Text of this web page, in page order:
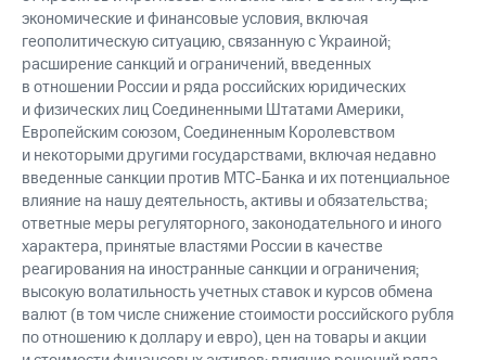
экономические и финансовые условия, включая
геополитическую ситуацию, связанную с Украиной;
расширение санкций и ограничений, введенных
в отношении России и ряда российских юридических
и физических лиц Соединенными Штатами Америки,
Европейским союзом, Соединенным Королевством
и некоторыми другими государствами, включая недавно
введенные санкции против МТС-Банка и их потенциальное
влияние на нашу деятельность, активы и обязательства;
ответные меры регуляторного, законодательного и иного
характера, принятые властями России в качестве
реагирования на иностранные санкции и ограничения;
высокую волатильность учетных ставок и курсов обмена
валют (в том числе снижение стоимости российского рубля
по отношению к доллару и евро), цен на товары и акции